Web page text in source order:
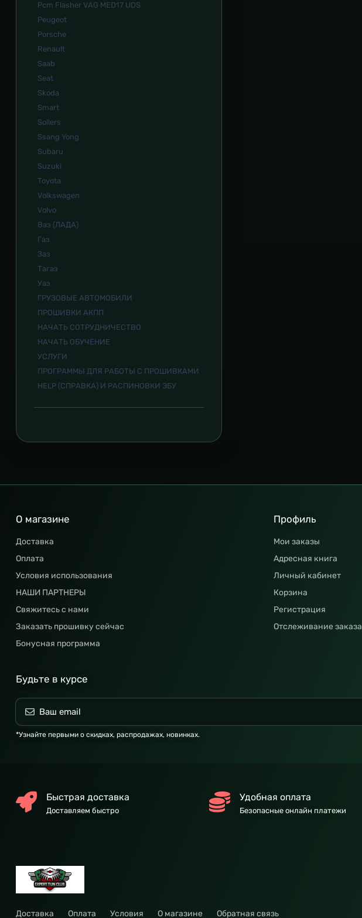
Pcm Flasher VAG MED17 UDS
Peugeot
Porsche
Renault
Saab
Seat
Skoda
Smart
Sollers
Ssang Yong
Subaru
Suzuki
Toyota
Volkswagen
Volvo
Ваз (ЛАДА)
Газ
Заз
Тагаз
Уаз
ГРУЗОВЫЕ АВТОМОБИЛИ
ПРОШИВКИ АКПП
НАЧАТЬ СОТРУДНИЧЕСТВО
НАЧАТЬ ОБУЧЕНИЕ
УСЛУГИ
ПРОГРАММЫ ДЛЯ РАБОТЫ С ПРОШИВКАМИ
HELP (СПРАВКА) И РАСПИНОВКИ ЭБУ
О магазине
Доставка
Оплата
Условия использования
НАШИ ПАРТНЕРЫ
Свяжитесь с нами
Заказать прошивку сейчас
Бонусная программа
Профиль
Мои заказы
Адресная книга
Личный кабинет
Корзина
Регистрация
Отслеживание заказа
Будьте в курсе
*Узнайте первыми о скидках, распродажах, новинках.
Быстрая доставка
Доставляем быстро
Удобная оплата
Безопасные онлайн платежи
Доставка Оплата Условия О магазине Обратная связь